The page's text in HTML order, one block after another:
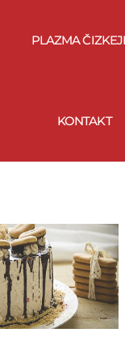
PLAZMA
KONTAKT